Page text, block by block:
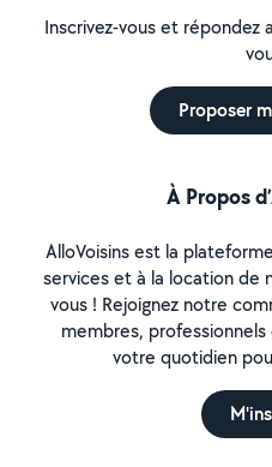
Inscrivez-vous et répondez
Proposer
À Propos
AlloVoisins est la
services et à la location de
vous ! Rejoignez notre
membres,
votre quotidien